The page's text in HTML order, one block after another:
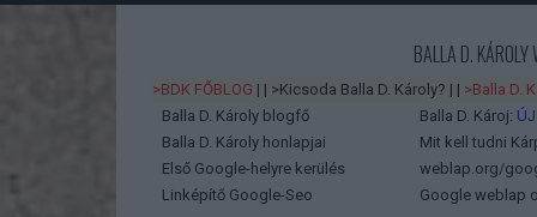
BALLA D.
>BDK FŐBLOG | | >Kicsoda Balla D. Károly? | | >Balla D.
Balla D. Károly blogfő
Balla D. Károj:
Balla D. Károly honlapjai
Mit kell tudni
Első Google-helyre kerülés
weblap.org/
Linképítő Google-Seo
Google weblap